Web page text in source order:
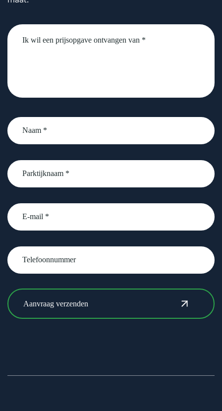
Untitled
Naam
*
Parktijknaam
*
email
Telefoonnummer